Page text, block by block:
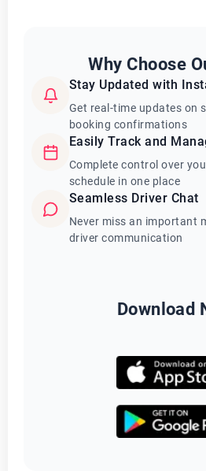
Why Choose
Stay Updated with
Get real-time updates on
booking confirmations
Easily Track and
Complete control over
schedule in one place
Seamless Driver Chat
Never miss an important
driver communication
Download